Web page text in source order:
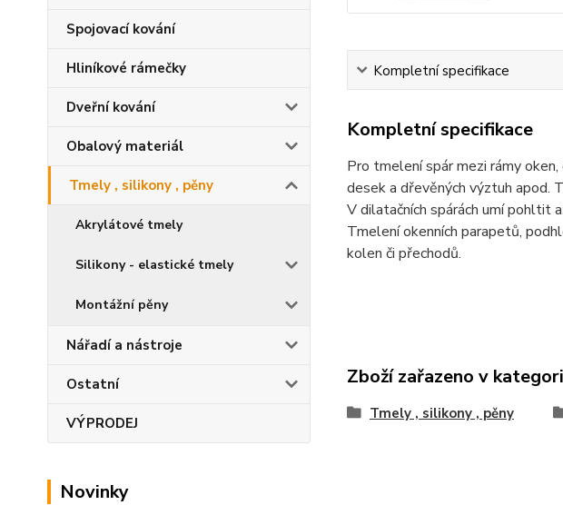
Spojovací kování
Hliníkové rámečky
Dveřní kování
Obalový materiál
Tmely , silikony , pěny
Akrylátové tmely
Silikony - elastické tmely
Montážní pěny
Nářadí a nástroje
Ostatní
VÝPRODEJ
Novinky
Kompletní specifikace
Kompletní specifikace
Pro tmelení spár mezi rámy
desek a dřevěných výztuh apod.
V dilatačních spárách umí pohltit
Tmelení okenních parapetů,
kolen či přechodů.
Zboží zařazeno v
Tmely , silikony , pěny